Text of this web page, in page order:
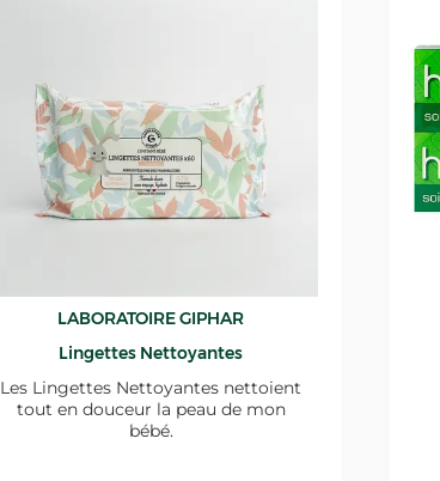
LABORATOIRE GIPHAR
Lingettes Nettoyantes
Les Lingettes Nettoyantes nettoient
tout en douceur la peau de mon
bébé.